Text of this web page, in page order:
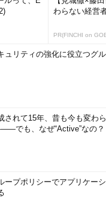
わらない経営
PR(FINCHI on
ュリティの強化に役立つグ
されて15年、昔も今も変わ
でも、なぜ“Active”なの？
ープポリシーでアプリケー